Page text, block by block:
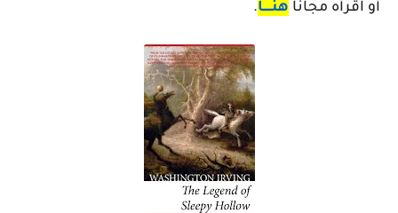
أو اقرأه مجانًا هنـــــا.